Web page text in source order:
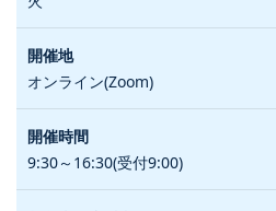
オンライン(Zoom)
9:30～16:30(受付9:00)